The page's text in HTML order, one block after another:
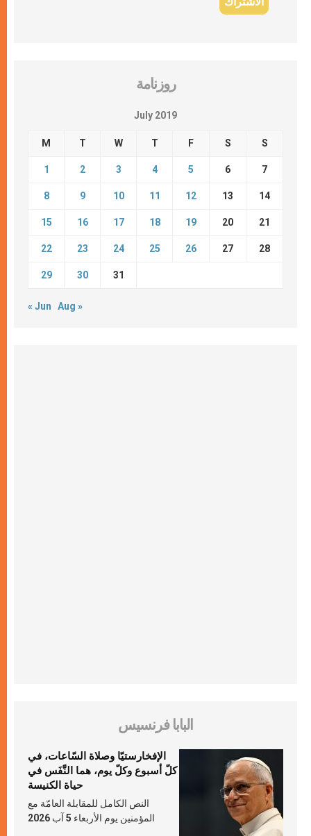
روزنامة
July 2019
M T W T F S S
1 2 3 4 5 6 7
8 9 10 11 12 13 14
15 16 17 18 19 20 21
22 23 24 25 26 27 28
29 30 31
« Jun Aug »
البابا فرنسيس
الإفخارستيّا وصلاة السّاعات، في
كلّ أسبوع وكلّ يوم، هما النَّفَس في
حياة الكنيسة
النص الكامل للمقابلة العامّة مع
المؤمنين يوم الأربعاء 5 آب 2026